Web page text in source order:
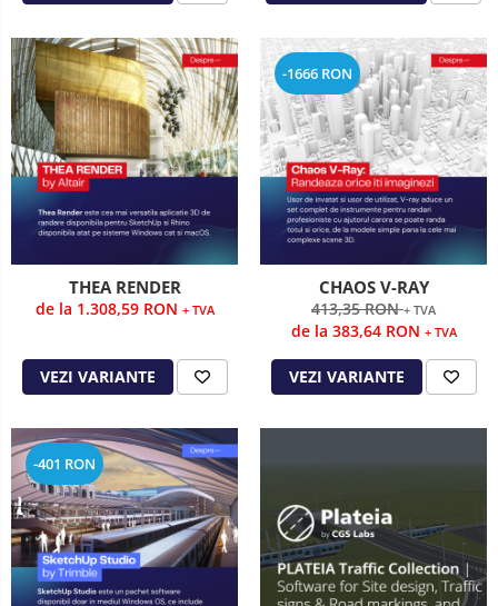
THEA RENDER
de la 1.308,59 RON + TVA
VEZI VARIANTE
-1666 RON
CHAOS V-RAY
413,35 RON+ TVA
de la 383,64 RON + TVA
VEZI VARIANTE
-401 RON